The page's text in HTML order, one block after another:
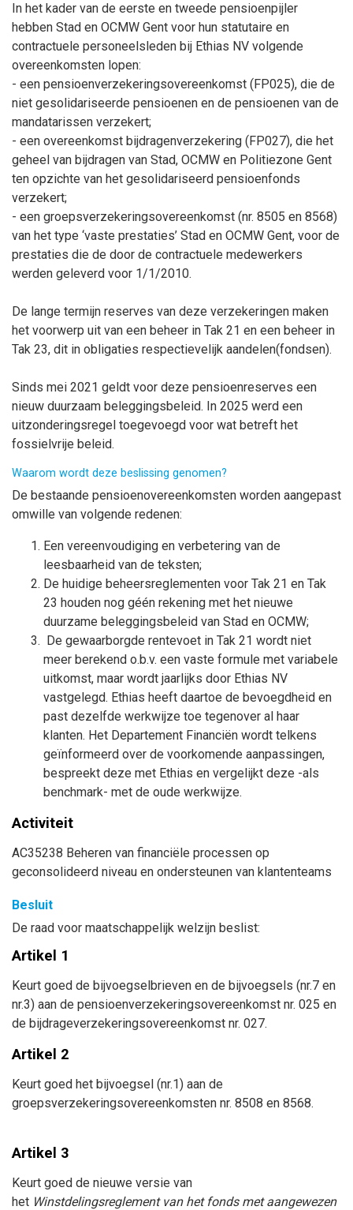
In het kader van de eerste en tweede pensioenpijler
hebben Stad en OCMW Gent voor hun statutaire en
contractuele personeelsleden bij Ethias NV volgende
overeenkomsten lopen:
- een pensioenverzekeringsovereenkomst (FP025), die de
niet gesolidariseerde pensioenen en de pensioenen van de
mandatarissen verzekert;
- een overeenkomst bijdragenverzekering (FP027), die het
geheel van bijdragen van Stad, OCMW en Politiezone Gent
ten opzichte van het gesolidariseerd pensioenfonds
verzekert;
- een groepsverzekeringsovereenkomst (nr. 8505 en 8568)
van het type ‘vaste prestaties’ Stad en OCMW Gent, voor de
prestaties die de door de contractuele medewerkers
werden geleverd voor 1/1/2010.
De lange termijn reserves van deze verzekeringen maken
het voorwerp uit van een beheer in Tak 21 en een beheer in
Tak 23, dit in obligaties respectievelijk aandelen(fondsen).
Sinds mei 2021 geldt voor deze pensioenreserves een
nieuw duurzaam beleggingsbeleid. In 2025 werd een
uitzonderingsregel toegevoegd voor wat betreft het
fossielvrije beleid.
Waarom wordt deze beslissing genomen?
De bestaande pensioenovereenkomsten worden aangepast
omwille van volgende redenen:
Een vereenvoudiging en verbetering van de
leesbaarheid van de teksten;
De huidige beheersreglementen voor Tak 21 en Tak
23 houden nog géén rekening met het nieuwe
duurzame beleggingsbeleid van Stad en OCMW;
De gewaarborgde rentevoet in Tak 21 wordt niet
meer berekend o.b.v. een vaste formule met variabele
uitkomst, maar wordt jaarlijks door Ethias NV
vastgelegd. Ethias heeft daartoe de bevoegdheid en
past dezelfde werkwijze toe tegenover al haar
klanten. Het Departement Financiën wordt telkens
geïnformeerd over de voorkomende aanpassingen,
bespreekt deze met Ethias en vergelijkt deze -als
benchmark- met de oude werkwijze.
Activiteit
AC35238 Beheren van financiële processen op
geconsolideerd niveau en ondersteunen van klantenteams
Besluit
De raad voor maatschappelijk welzijn beslist:
Artikel 1
Keurt goed de bijvoegselbrieven en de bijvoegsels (nr.7 en
nr.3) aan de pensioenverzekeringsovereenkomst nr. 025 en
de bijdrageverzekeringsovereenkomst nr. 027.
Artikel 2
Keurt goed het bijvoegsel (nr.1) aan de
groepsverzekeringsovereenkomsten nr. 8508 en 8568.
Artikel 3
Keurt goed de nieuwe versie van
het Winstdelingsreglement van het fonds met aangewezen